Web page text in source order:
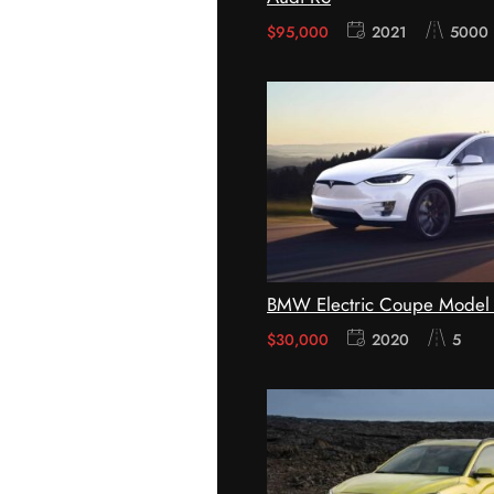
$95,000 2021 5000
BMW Electric Coupe
$30,000 2020 5